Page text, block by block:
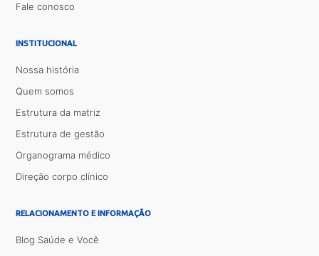
Fale conosco
INSTITUCIONAL
Nossa história
Quem somos
Estrutura da matriz
Estrutura de gestão
Organograma médico
Direção corpo clínico
RELACIONAMENTO E INFORMAÇÃO
Blog Saúde e Você